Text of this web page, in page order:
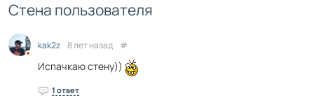
Стена пользователя
kak2z 8 лет назад #
Испачкаю стену))
1 ответ